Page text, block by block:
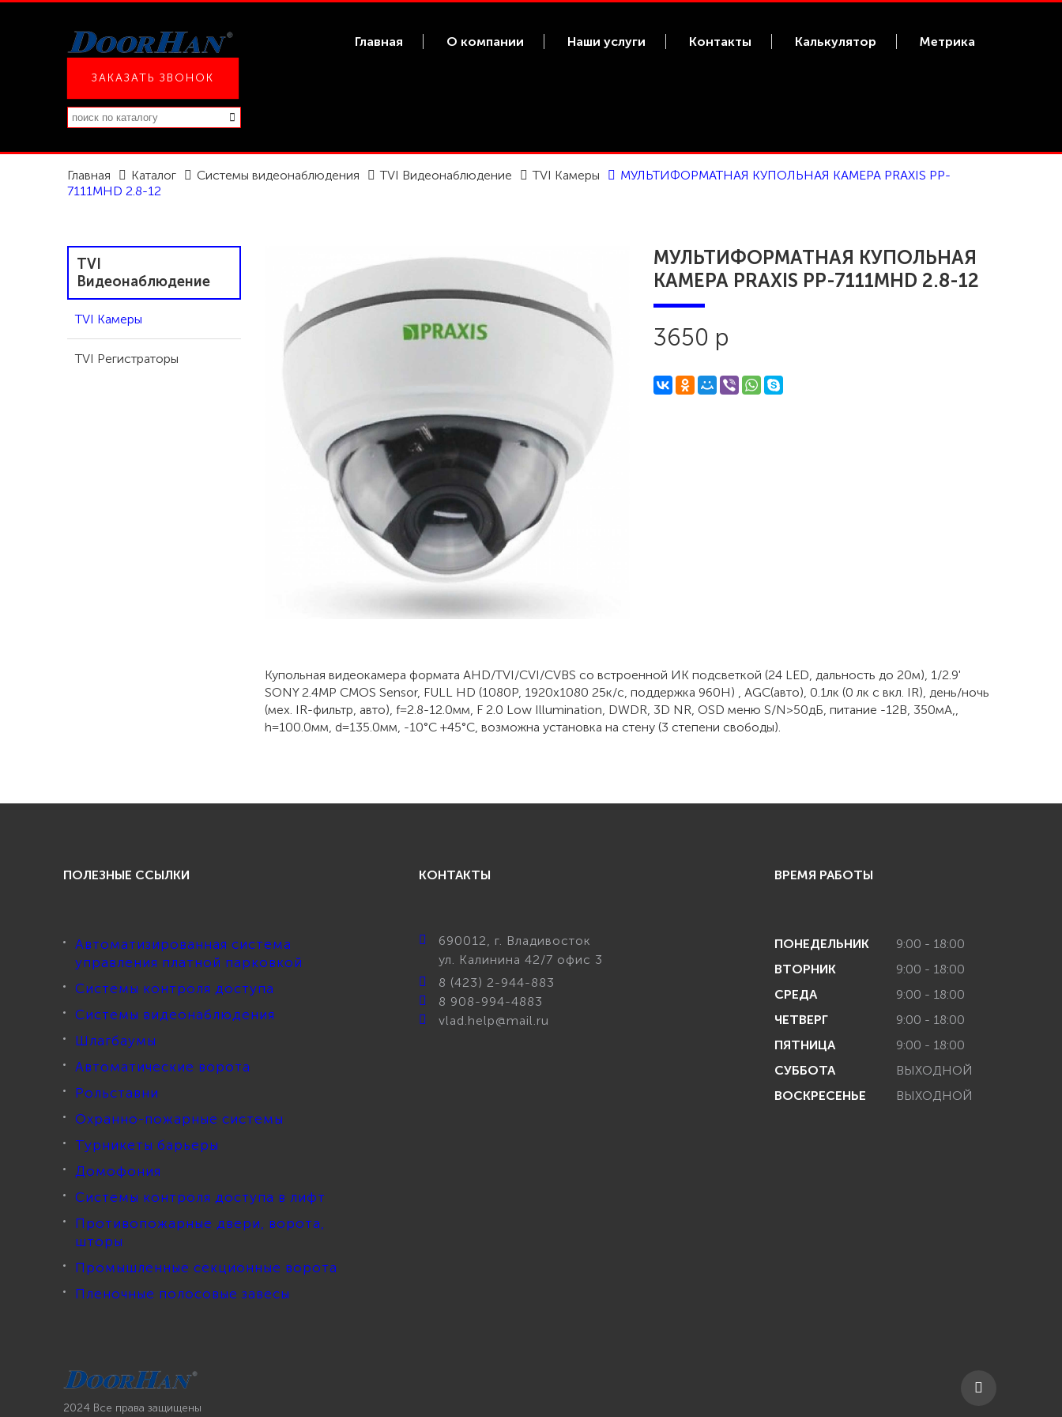
Главная О компании Наши услуги Контакты Калькулятор Метрика
ЗАКАЗАТЬ ЗВОНОК
Главная Каталог Системы видеонаблюдения TVI Видеонаблюдение TVI Камеры
МУЛЬТИФОРМАТНАЯ КУПОЛЬНАЯ КАМЕРА PRAXIS PP-
7111MHD 2.8-12
TVI
Видеонаблюдение
TVI Камеры
TVI Регистраторы
МУЛЬТИФОРМАТНАЯ КУПОЛЬНАЯ
КАМЕРА PRAXIS PP-7111MHD 2.8-12
3650 р
Купольная видеокамера формата AHD/TVI/CVI/CVBS со встроенной ИК подсветкой (24 LED, дальность до 20м), 1/2.9'
SONY 2.4MP CMOS Sensor, FULL HD (1080P, 1920x1080 25к/c, поддержка 960H) , AGC(авто), 0.1лк (0 лк с вкл. IR), день/ночь
(мех. IR-фильтр, авто), f=2.8-12.0мм, F 2.0 Low Illumination, DWDR, 3D NR, OSD меню S/N>50дБ, питание -12В, 350мА,,
h=100.0мм, d=135.0мм, -10°С +45°С, возможна установка на стену (3 степени свободы).
ПОЛЕЗНЫЕ ССЫЛКИ
Автоматизированная система
управления платной парковкой
Системы контроля доступа
Системы видеонаблюдения
Шлагбаумы
Автоматические ворота
Рольставни
Охранно-пожарные системы
Турникеты барьеры
Домофония
Системы контроля доступа в лифт
Противопожарные двери, ворота,
шторы
Промышленные секционные ворота
Пленочные полосовые завесы
КОНТАКТЫ
690012, г. Владивосток
ул. Калинина 42/7 офис 3
8 (423) 2-944-883
8 908-994-4883
vlad.help@mail.ru
ВРЕМЯ РАБОТЫ
ПОНЕДЕЛЬНИК
9:00 - 18:00
ВТОРНИК
9:00 - 18:00
СРЕДА
9:00 - 18:00
ЧЕТВЕРГ
9:00 - 18:00
ПЯТНИЦА
9:00 - 18:00
СУББОТА
ВЫХОДНОЙ
ВОСКРЕСЕНЬЕ
ВЫХОДНОЙ
2024 Все права защищены